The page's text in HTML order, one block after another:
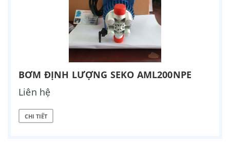
BƠM ĐỊNH LƯỢNG SEKO AML200NPE
Liên hệ
CHI TIẾT